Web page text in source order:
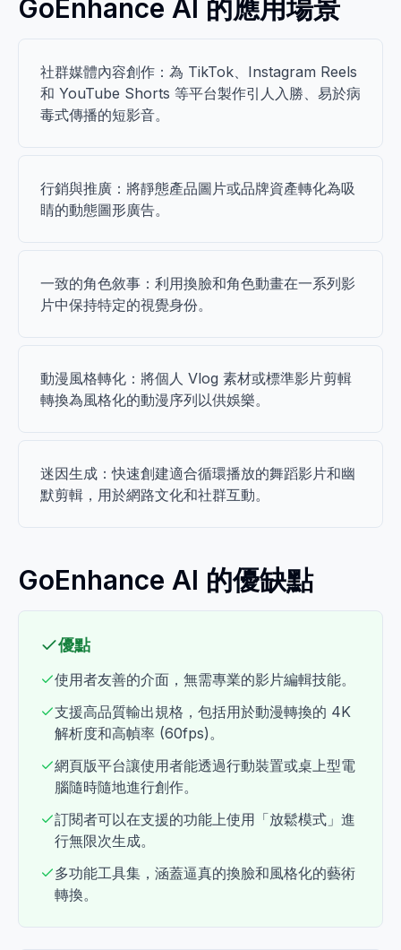
GoEnhance AI 的應用場景
社群媒體內容創作：為 TikTok、Instagram Reels
和 YouTube Shorts 等平台製作引人入勝、易於病
毒式傳播的短影音。
行銷與推廣：將靜態產品圖片或品牌資產轉化為吸
睛的動態圖形廣告。
一致的角色敘事：利用換臉和角色動畫在一系列影
片中保持特定的視覺身份。
動漫風格轉化：將個人 Vlog 素材或標準影片剪輯
轉換為風格化的動漫序列以供娛樂。
迷因生成：快速創建適合循環播放的舞蹈影片和幽
默剪輯，用於網路文化和社群互動。
GoEnhance AI 的優缺點
優點
使用者友善的介面，無需專業的影片編輯技能。
支援高品質輸出規格，包括用於動漫轉換的 4K
解析度和高幀率 (60fps)。
網頁版平台讓使用者能透過行動裝置或桌上型電
腦隨時隨地進行創作。
訂閱者可以在支援的功能上使用「放鬆模式」進
行無限次生成。
多功能工具集，涵蓋逼真的換臉和風格化的藝術
轉換。